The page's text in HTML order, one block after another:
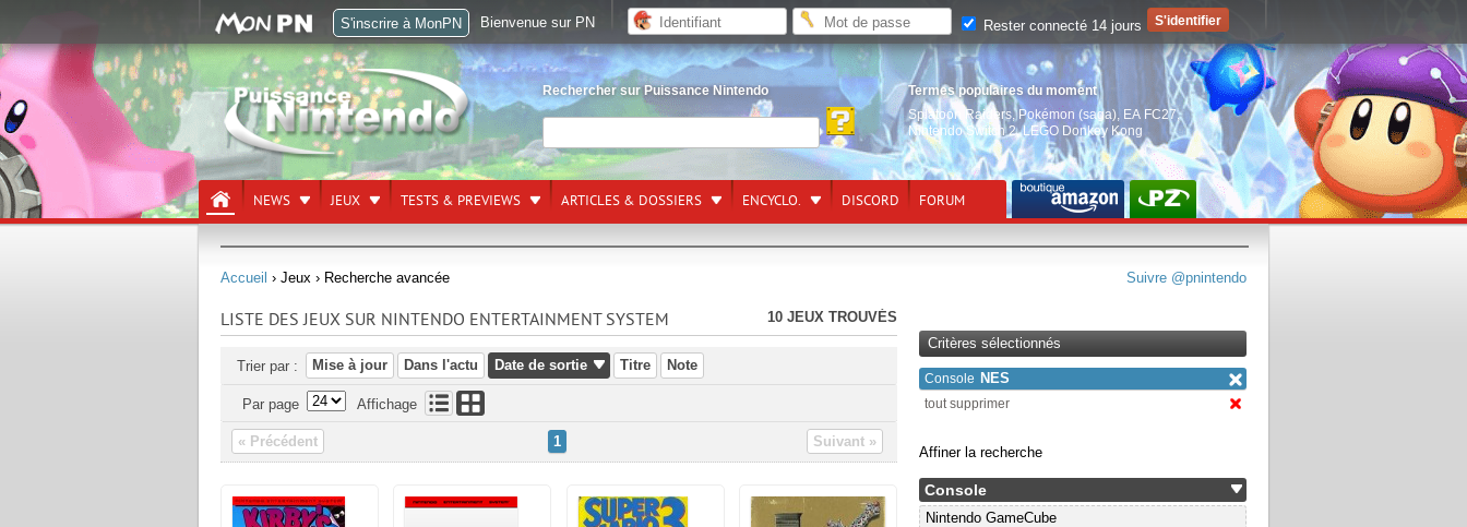
Rechercher sur Puissance Nintendo
Termes populaires du moment
Splatoon Raiders, Pokémon (saga) EA FC27,
Nintendo Switch 2,LEGO Donkey Kong
NEWS JEUX TESTS & PREVIEWS ARTICLES & DOSSIERS ENCYCLO. DISCORD FORUM
Suivre @pnintendo
Accueil › Jeux › Recherche avancée
LISTE DES JEUX SUR NINTENDO ENTERTAINMENT SYSTEM 10 JEUX TROUVÉS
Trier par : Mise à jour Dans l'actu Date de sortie Titre Note
Par page Affichage
« Précédent 1 Suivant »
Critères sélectionnés
Console NES
tout supprimer
Affiner la recherche
Console
Nintendo GameCube
S'inscrire à MonPN Bienvenue sur PN Rester connecté 14 jours